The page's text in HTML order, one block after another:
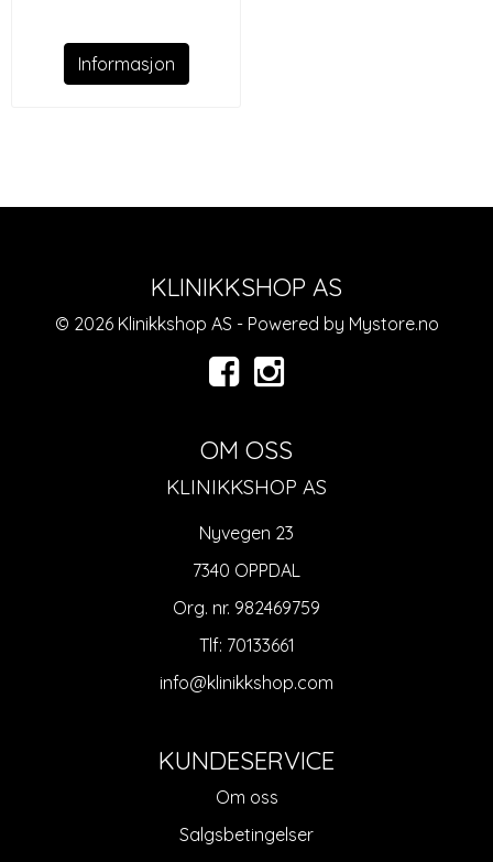
Informasjon
KLINIKKSHOP AS
© 2026 Klinikkshop AS - Powered by Mystore.no
OM OSS
KLINIKKSHOP AS
Nyvegen 23
7340 OPPDAL
Org. nr. 982469759
Tlf: 70133661
info@klinikkshop.com
KUNDESERVICE
Om oss
Salgsbetingelser